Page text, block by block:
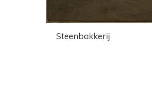
Steenbakkerij